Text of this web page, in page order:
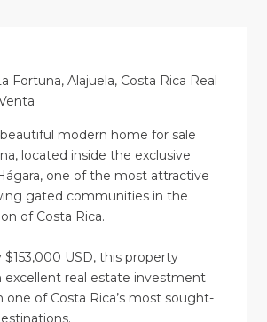
Fortuna, Alajuela, Costa Rica Real
modern home for sale
located inside the exclusive
one of the most attractive
gated communities in the
of Costa Rica.
$153,000 USD, this property
excellent real estate investment
one of Costa Rica’s most sought-